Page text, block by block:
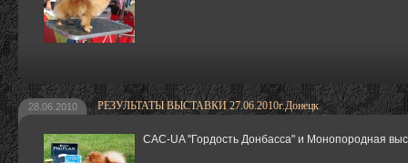
28.06.2010 РЕЗУЛЬТАТЫ ВЫСТАВКИ 27.06.2010г.Донецк
САС-UA "Гордость Донбасса" и Монопородная